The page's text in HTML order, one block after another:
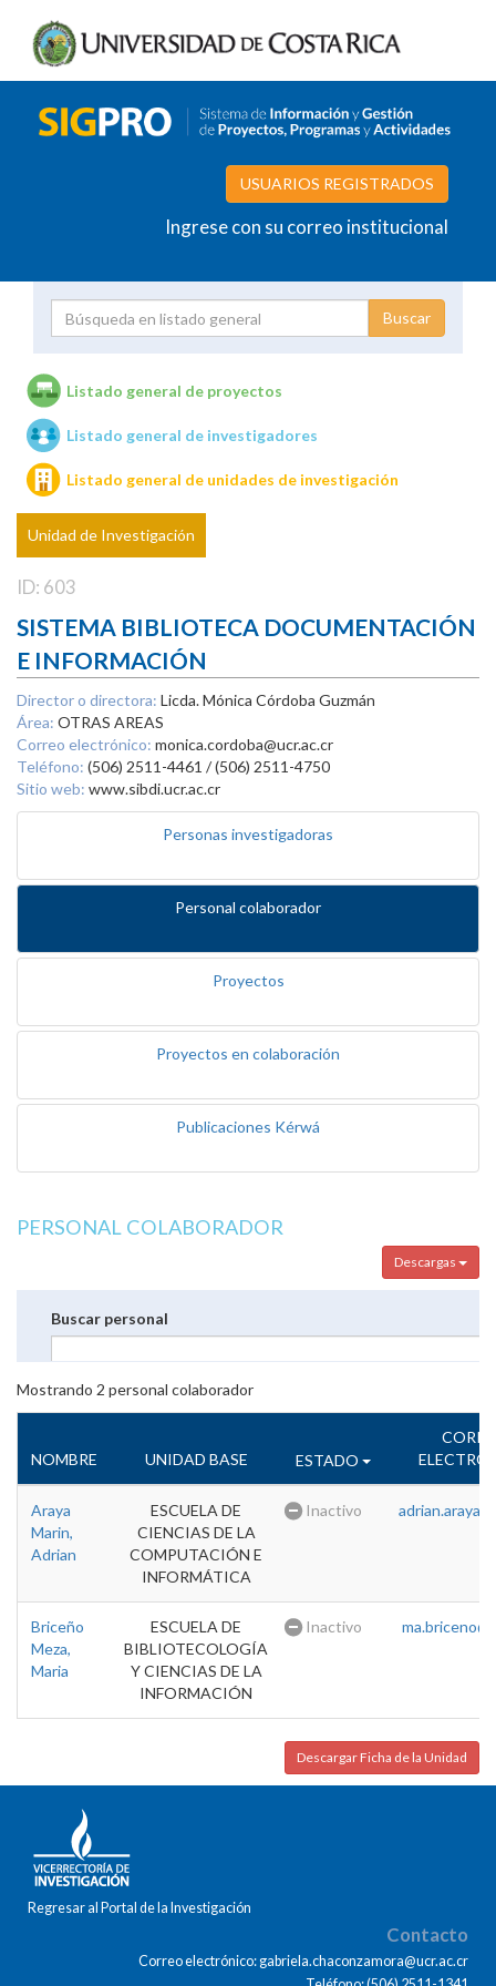
USUARIOS REGISTRADOS
Ingrese con su correo institucional
Unidades de investigación
Listado general de proyectos
Listado general de investigadores
Listado general de unidades de investigación
Unidad de Investigación
ID: 603
SISTEMA BIBLIOTECA DOCUMENTACIÓN
E INFORMACIÓN
Director o directora: Licda. Mónica Córdoba Guzmán
Área: OTRAS AREAS
Correo electrónico: monica.cordoba@ucr.ac.cr
Teléfono: (506) 2511-4461 / (506) 2511-4750
Sitio web: www.sibdi.ucr.ac.cr
Personas investigadoras
Personal colaborador
Proyectos
Proyectos en colaboración
Publicaciones Kérwá
PERSONAL COLABORADOR
Descargas
Buscar personal
Mostrando 2 personal colaborador
NOMBRE UNIDAD BASE ESTADO
Araya
Marin,
Adrian
ESCUELA DE
CIENCIAS DE LA
COMPUTACIÓN E
INFORMÁTICA
Inactivo
Briceño
Meza,
Maria
ESCUELA DE
BIBLIOTECOLOGÍA
Y CIENCIAS DE LA
INFORMACIÓN
Inactivo
Descargar Ficha de la Unidad
Regresar al Portal de la Investigación
Contacto
Correo electrónico: gabriela.chaconzamora@ucr.ac.cr